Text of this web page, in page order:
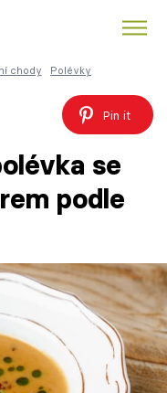
chody Polévky
Pin it
se
podle